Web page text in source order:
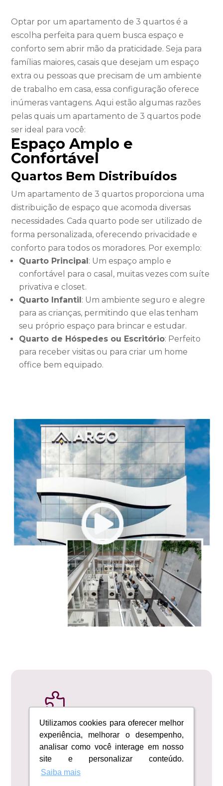
Utilizamos cookies para oferecer melhor
experiência, melhorar o desempenho,
analisar como você interage em nosso
site e personalizar conteúdo.
Saiba mais
Utilizamos cookies para oferecer melhor
experiência, melhorar o desempenho,
analisar como você interage em nosso
site e personalizar conteúdo.
Saiba mais
Optar por um apartamento de 3 quartos é a
escolha perfeita para quem busca espaço e
conforto sem abrir mão da praticidade. Seja para
famílias maiores, casais que desejam um espaço
extra ou pessoas que precisam de um ambiente
de trabalho em casa, essa configuração oferece
inúmeras vantagens. Aqui estão algumas razões
pelas quais um apartamento de 3 quartos pode
ser ideal para você:
Espaço Amplo e
Confortável
Quartos Bem Distribuídos
Um apartamento de 3 quartos proporciona uma
distribuição de espaço que acomoda diversas
necessidades. Cada quarto pode ser utilizado de
forma personalizada, oferecendo privacidade e
conforto para todos os moradores. Por exemplo:
Quarto Principal: Um espaço amplo e
confortável para o casal, muitas vezes com suíte
privativa e closet.
Quarto Infantil: Um ambiente seguro e alegre
para as crianças, permitindo que elas tenham
seu próprio espaço para brincar e estudar.
Quarto de Hóspedes ou Escritório: Perfeito
para receber visitas ou para criar um home
office bem equipado.

Versatilidade e
Funcionalidade